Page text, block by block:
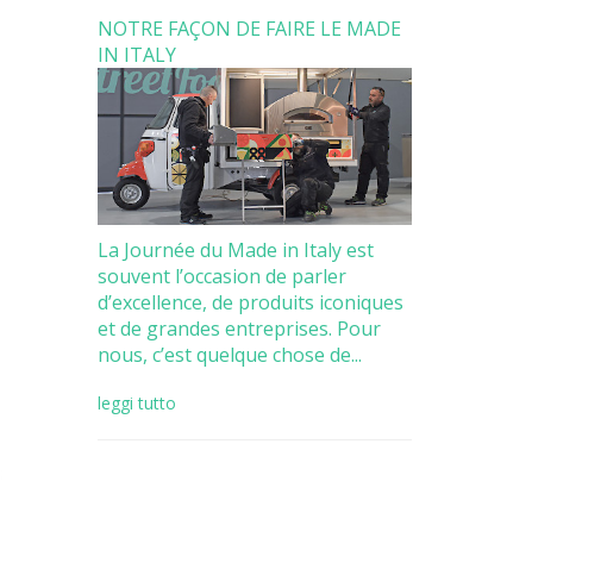
NOTRE FAÇON DE FAIRE LE MADE
IN ITALY
La Journée du Made in Italy est
souvent l’occasion de parler
d’excellence, de produits iconiques
et de grandes entreprises. Pour
nous, c’est quelque chose de...
leggi tutto